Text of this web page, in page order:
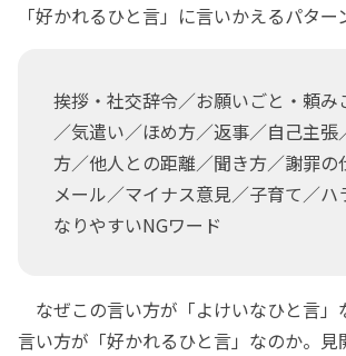
「好かれるひと言」に言いかえるパター
挨拶・社交辞令／お願いごと・頼み
／気遣い／ほめ方／返事／自己主張
方／他人との距離／聞き方／謝罪の
メール／マイナス意見／子育て／ハ
なりやすいNGワード
なぜこの言い方が「よけいなひと言」
言い方が「好かれるひと言」なのか。見